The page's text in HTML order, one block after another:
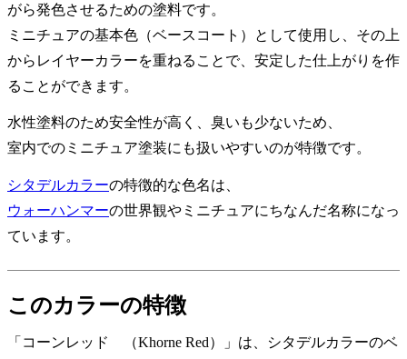
がら発色させるための塗料です。
ミニチュアの基本色（ベースコート）として使用し、その上
からレイヤーカラーを重ねることで、安定した仕上がりを作
ることができます。
水性塗料のため安全性が高く、臭いも少ないため、
室内でのミニチュア塗装にも扱いやすいのが特徴です。
シタデルカラーの特徴的な色名は、
ウォーハンマーの世界観やミニチュアにちなんだ名称になっ
ています。
このカラーの特徴
「コーンレッド （Khorne Red）」は、シタデルカラーのベ